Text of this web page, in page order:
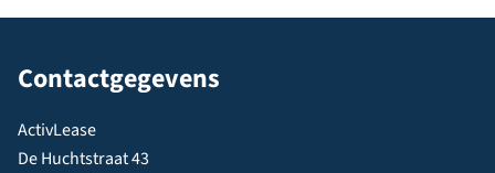
Contactgegevens
ActivLease
De Huchtstraat 43